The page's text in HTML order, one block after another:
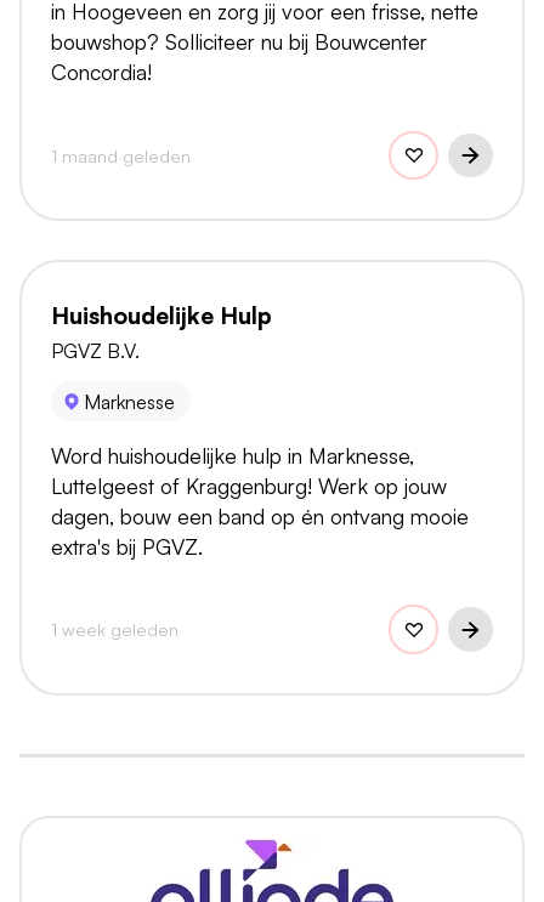
in Hoogeveen en zorg jij voor een frisse, nette
bouwshop? Solliciteer nu bij Bouwcenter
Concordia!
1 maand geleden
Huishoudelijke Hulp
PGVZ B.V.
Marknesse
Word huishoudelijke hulp in Marknesse,
Luttelgeest of Kraggenburg! Werk op jouw
dagen, bouw een band op én ontvang mooie
extra's bij PGVZ.
1 week geleden